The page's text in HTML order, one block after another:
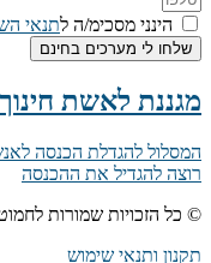
הינני מסכימ/ה לתנאי
שלחו לי מערכים בחינם
מגננת לאשת חינוך
המסלול להגדלת הכנסה לאנשי
רוצה להגדיל את ההכנסה
© כל הזכויות שמורות
תקנון ותנאי שימוש